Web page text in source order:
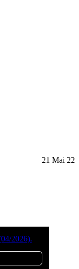
21 Mai 22